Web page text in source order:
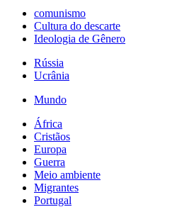
comunismo
Cultura do descarte
Ideologia de Gênero
Rússia
Ucrânia
Mundo
África
Cristãos
Europa
Guerra
Meio ambiente
Migrantes
Portugal